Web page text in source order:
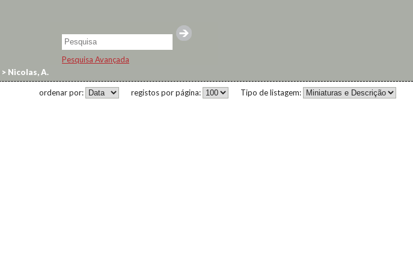
Pesquisa Avançada
> Nicolas, A.
Tipo de listagem:
registos por página:
ordenar por: